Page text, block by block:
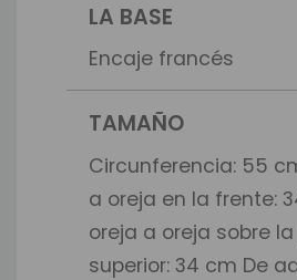
LA BASE
Encaje francés
TAMAÑO
Circunferencia: 55
a oreja en la frente:
oreja a oreja sobre
superior: 34 cm De